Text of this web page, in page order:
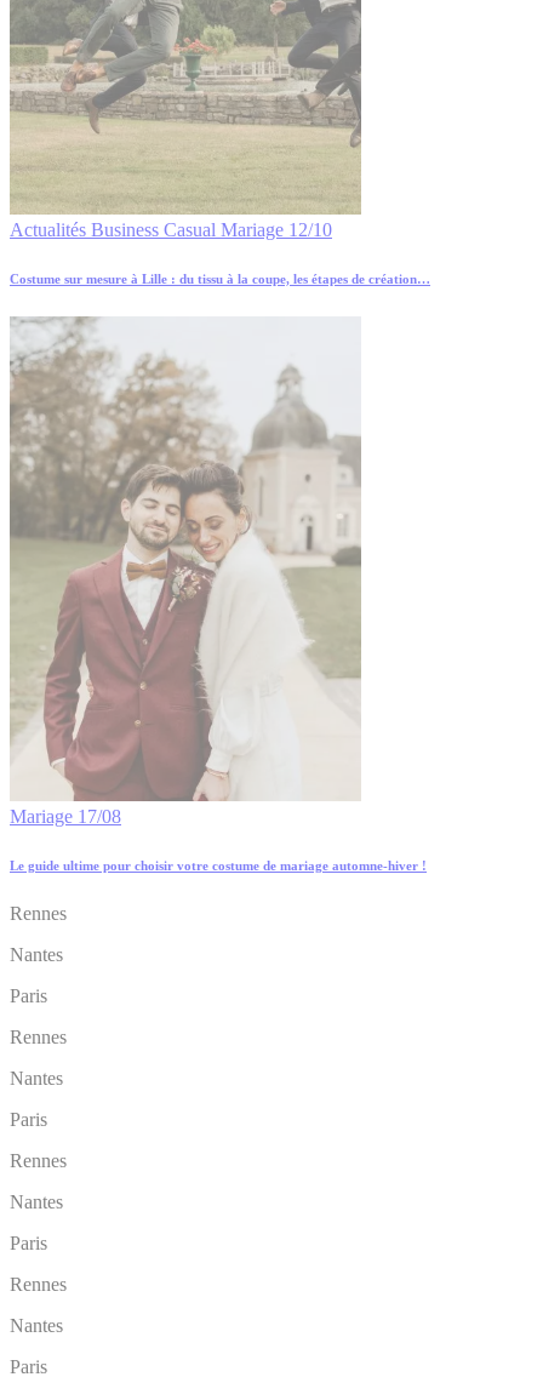
Actualités Business Casual Mariage 12/10
Costume sur mesure à Lille : du tissu à la coupe, les étapes de création…
Mariage 17/08
Le guide ultime pour choisir votre costume de mariage automne-hiver !
Rennes
Nantes
Paris
Rennes
Nantes
Paris
Rennes
Nantes
Paris
Rennes
Nantes
Paris